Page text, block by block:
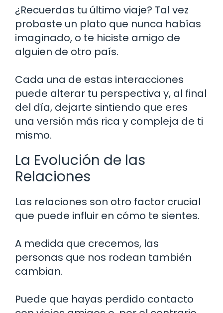
¿Recuerdas tu último viaje? Tal vez
probaste un plato que nunca habías
imaginado, o te hiciste amigo de
alguien de otro país.
Cada una de estas interacciones
puede alterar tu perspectiva y, al final
del día, dejarte sintiendo que eres
una versión más rica y compleja de ti
mismo.
La Evolución de las
Relaciones
Las relaciones son otro factor crucial
que puede influir en cómo te sientes.
A medida que crecemos, las
personas que nos rodean también
cambian.
Puede que hayas perdido contacto